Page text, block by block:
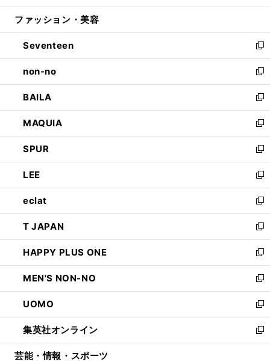
開
ウ
開
く
ン
ウ
で
開
く
ウ
ン
ド
ウ
で
開
く
ファッション・美容
Seventeen
新
し
い
ウ
ィ
ン
ド
ウ
で
開
く
non-no
新
し
い
ウ
ィ
ン
ド
ウ
で
開
く
BAILA
新
し
い
ウ
ィ
ン
ド
ウ
で
開
く
MAQUIA
新
し
い
ウ
ィ
ン
ド
ウ
で
開
く
SPUR
新
し
い
ウ
ィ
ン
ド
ウ
で
開
く
LEE
新
し
い
ウ
ィ
ン
ド
ウ
で
開
く
eclat
新
し
い
ウ
ィ
ン
ド
ウ
で
開
く
T JAPAN
新
し
い
ウ
ィ
ン
ド
ウ
で
開
HAPPY PLUS ONE
新
し
い
ウ
ィ
ン
ド
ウ
MEN'S NON-NO
新
し
い
ウ
ィ
ン
UOMO
新
し
い
ウ
集英社オンライン
新
し
芸能・情報・スポーツ